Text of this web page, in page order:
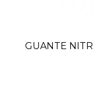
GUANTE